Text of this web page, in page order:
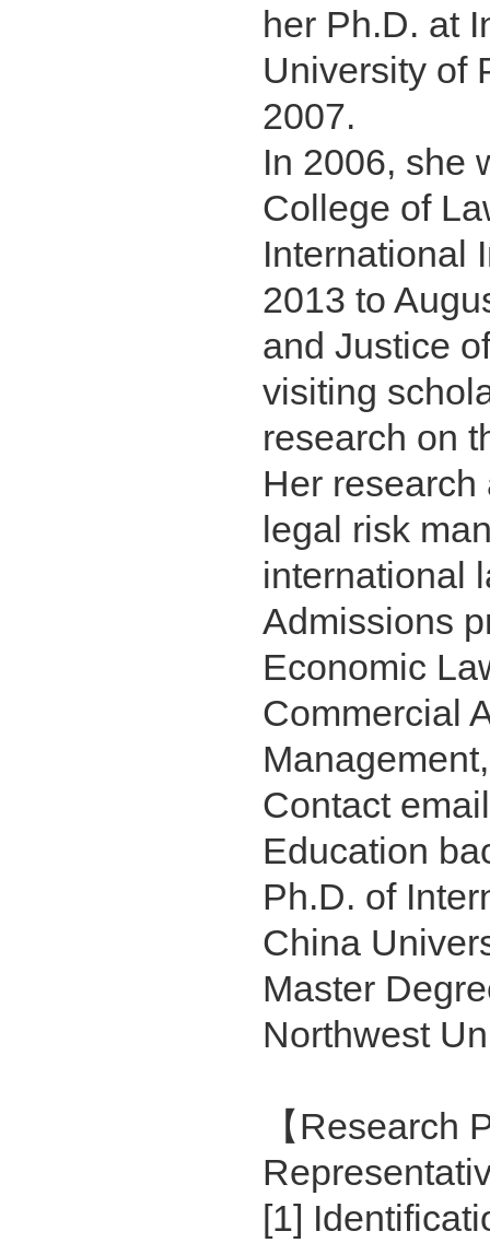
her Ph.D. at
University of
2007.
In 2006, she
College of
International
2013 to
and Justice
visiting
research on
Her
legal risk
international
Admissions
Economic
Commercial
Contact
Education
Ph.D. of
China
Master
Northwest
【Research
[1]